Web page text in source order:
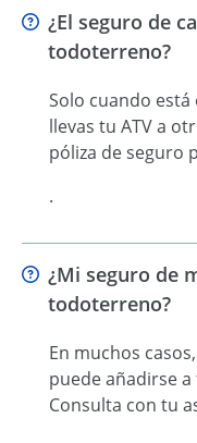
¿El seguro de
todoterreno?
Solo cuando
llevas tu ATV a
póliza de seguro
.
¿Mi seguro de
todoterreno?
En muchos
puede añadirse
Consulta con tu